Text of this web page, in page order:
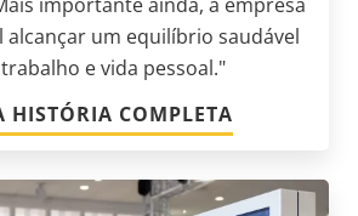
alcançar um equilíbrio saudável
e vida pessoal."
HISTÓRIA COMPLETA